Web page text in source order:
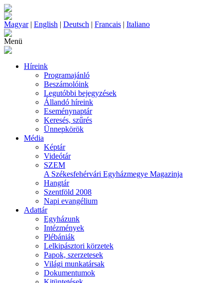
Magyar| English | Deutsch | Francais | Italiano
Menü
Híreink
Programajánló
Beszámolóink
Legutóbbi bejegyzések
Állandó híreink
Eseménynaptár
Keresés, szűrés
Ünnepkörök
Média
Képtár
Videótár
SZEM
A Székesfehérvári Egyházmegye Magazinja
Hangtár
Szentföld 2008
Napi evangélium
Adattár
Egyházunk
Intézmények
Plébániák
Lelkipásztori körzetek
Papok, szerzetesek
Világi munkatársak
Dokumentumok